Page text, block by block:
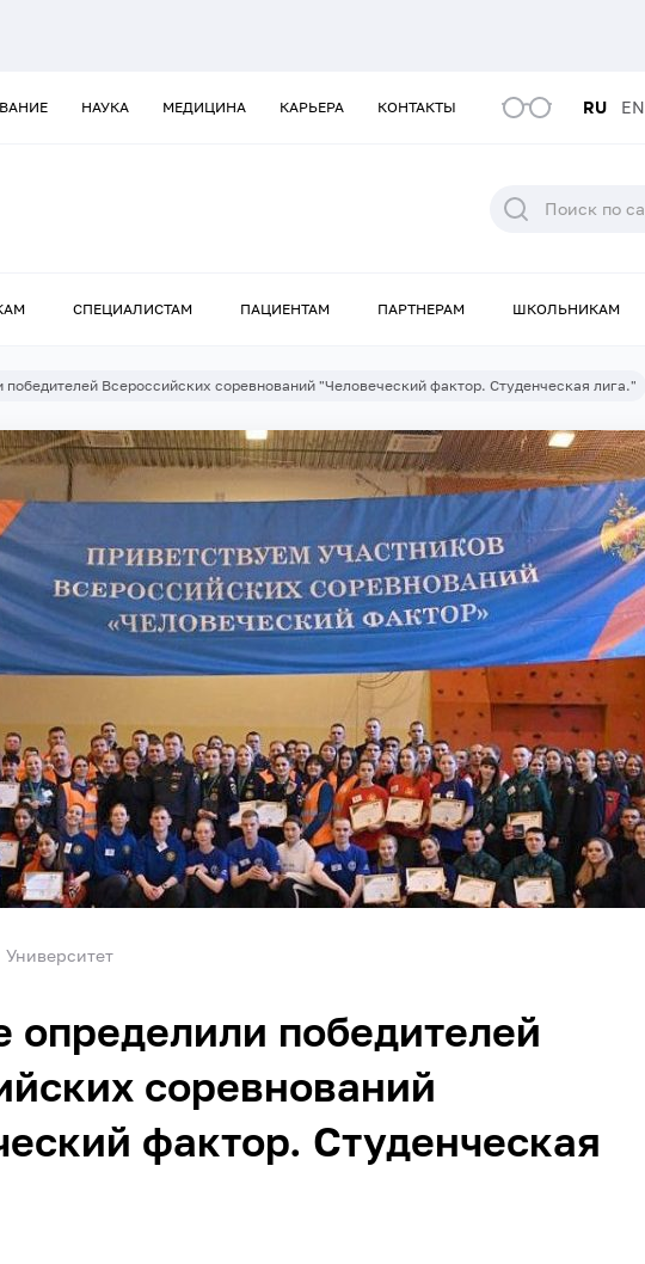
НАУКА МЕДИЦИНА КАРЬЕРА КОНТАКТЫ RU EN
СПЕЦИАЛИСТАМ ПАЦИЕНТАМ ПАРТНЕРАМ ШКОЛЬНИКАМ
Всероссийских соревнований "Человеческий фактор. Студенческая лига."
Университет
определили победителей
соревнований
фактор. Студенческая